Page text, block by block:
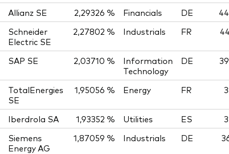
Allianz SE 2,29326 % Financials DE
Schneider
Electric SE
2,27802 % Industrials FR
SAP SE 2,03710 %
Information
Technology
DE
TotalEnergies
SE
1,95056 % Energy FR
Iberdrola SA 1,93352 % Utilities ES
Siemens
Energy AG
1,87059 % Industrials DE